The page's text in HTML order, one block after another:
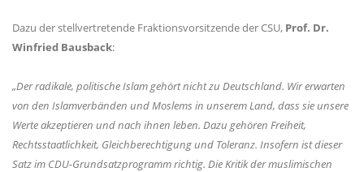
Dazu der stellvertretende Fraktionsvorsitzende der CSU, Prof. Dr.
Winfried Bausback:
Der radikale, politische Islam gehört nicht zu Deutschland. Wir erwarten
von den Islamverbänden und Moslems in unserem Land, dass sie unsere
Werte akzeptieren und nach ihnen leben. Dazu gehören Freiheit,
Rechtsstaatlichkeit, Gleichberechtigung und Toleranz. Insofern ist dieser
Satz im CDU-Grundsatzprogramm richtig. Die Kritik der muslimischen